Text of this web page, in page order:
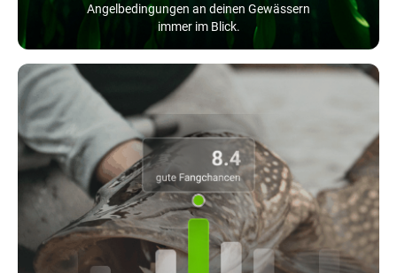
Angelbedingungen an deinen Gewässern
immer im Blick.